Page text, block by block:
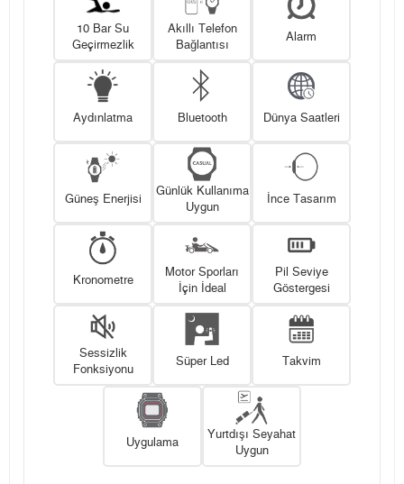
10 Bar Su
Geçirmezlik
Akıllı Telefon
Bağlantısı
Alarm
Aydınlatma Bluetooth Dünya Saatleri
Güneş Enerjisi
Günlük Kullanıma
Uygun
İnce Tasarım
Kronometre
Motor Sporları
İçin İdeal
Pil Seviye
Göstergesi
Sessizlik
Fonksiyonu
Süper Led Takvim
Uygulama
Yurtdışı Seyahat
Uygun